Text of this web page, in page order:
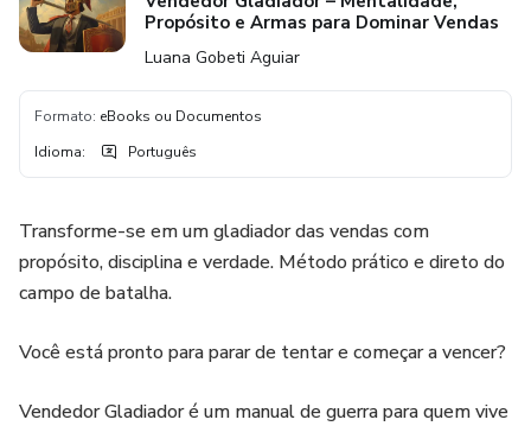
Propósito e Armas para Dominar Vendas
Luana Gobeti Aguiar
Formato: eBooks ou Documentos
Idioma: Português
Transforme-se em um gladiador das vendas com
propósito, disciplina e verdade. Método prático e direto do
campo de batalha.
Você está pronto para parar de tentar e começar a vencer?
Vendedor Gladiador é um manual de guerra para quem vive